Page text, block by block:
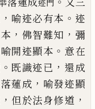
迹門
， 喻迹必有本 。 迹
， 佛智難知 ， 彌
喻開迹顯本 。 意在
。 既識迹已 ， 還成
蓮成 ， 喻發迹顯
， 但於法身修道 ，